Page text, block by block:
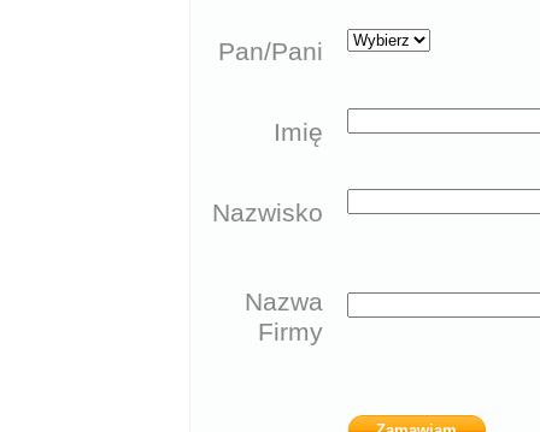
Pan/Pani
Imię
Nazwisko
Nazwa
Firmy